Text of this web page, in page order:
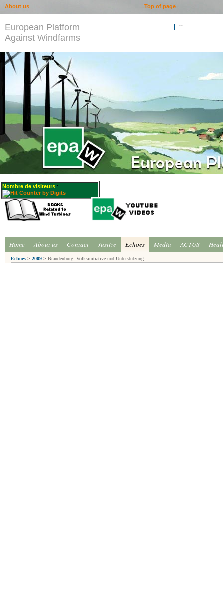
European Platform
Against Windfarms
""
Nombre de visiteurs :
Home About us Contact Justice Echoes Media ACTUS
Echoes > 2009 > Brandenburg: Volksinitiative und Unterstützung
Top of page
About us